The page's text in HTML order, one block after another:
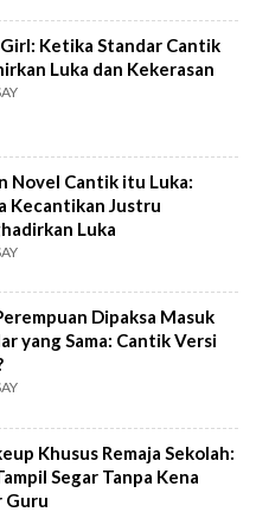
Ketika Standar Cantik
Luka dan Kekerasan
Novel Cantik itu Luka:
Kecantikan Justru
Luka
Dipaksa Masuk
yang Sama: Cantik Versi
Khusus Remaja Sekolah:
Segar Tanpa Kena
Guru